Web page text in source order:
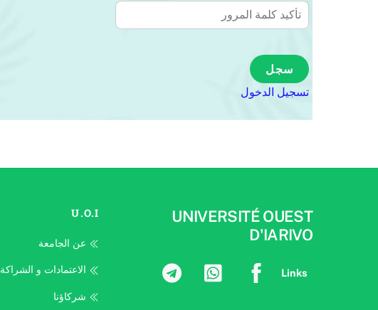
تسجيل الدخول
UNIVERSITÉ OUEST
D'IARIVO
Links
U.O.I
عن الجامعة
الاعتمادات و الشراكة
شركاؤنا